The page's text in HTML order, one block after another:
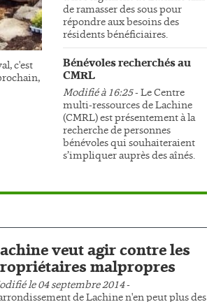
c'est
de ramasser des sous pour
répondre aux besoins des
résidents bénéficiaires.
Bénévoles recherchés au
CMRL
Modifié à 16:25- Le Centre
multi-ressources de Lachine
(CMRL) est présentement à la
recherche de personnes
bénévoles qui souhaiteraient
s’impliquer auprès des aînés.
veut agir contre les
malpropres
le 04 septembre 2014-
de Lachine n'en peut plus des